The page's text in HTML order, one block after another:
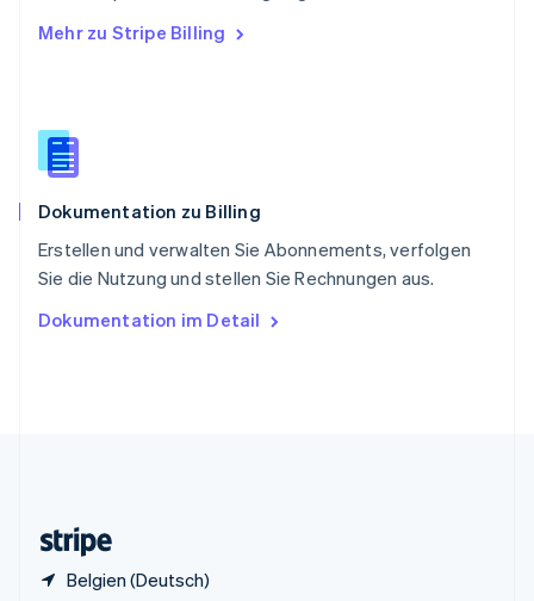
Mehr zu Stripe Billing
Dokumentation zu Billing
Erstellen und verwalten Sie Abonnements, verfolgen
Sie die Nutzung und stellen Sie Rechnungen aus.
Dokumentation im Detail
Belgien (Deutsch)
English
Slowenien
English
Spanien
Thailand
Tschechische Republik
English
English